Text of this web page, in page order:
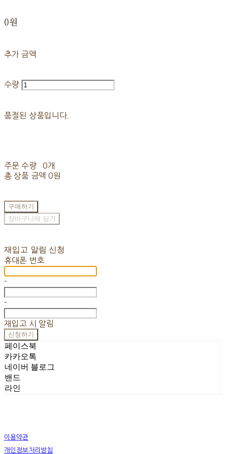
0원
추가 금액
수량
품절된 상품입니다.
주문 수량
0개
총 상품 금액 0원
구매하기
장바구니에 담기
재입고 알림 신청
휴대폰 번호
-
-
재입고 시 알림
신청하기
페이스북
카카오톡
네이버 블로그
밴드
라인
이용약관
개인정보처리방침